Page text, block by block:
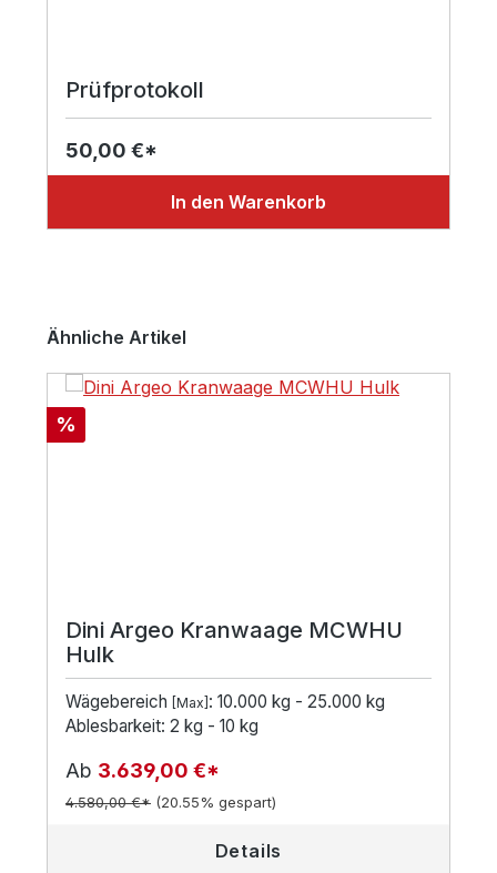
Prüfprotokoll
50,00 €*
In den Warenkorb
Produktgalerie überspringen
Ähnliche Artikel
Rabatt
%
Dini Argeo Kranwaage MCWHU
Hulk
Wägebereich [Max] : 10.000 kg - 25.000 kg
Ablesbarkeit: 2 kg - 10 kg
Ab 3.639,00 €*
4.580,00 €* (20.55% gespart)
Details